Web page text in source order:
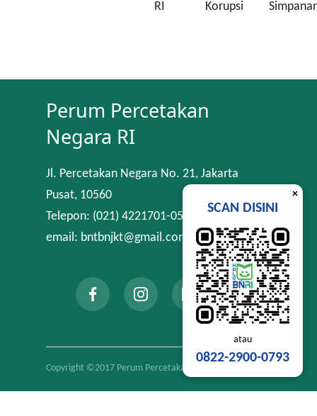
RI
Korupsi
Perum Percetakan
Negara RI
Jl. Percetakan Negara No. 21, Jakarta
Pusat, 10560
Telepon: (021) 4221701-05
email: bntbnjkt@gmail.com
Copyright ©2017 Perum Percetakan Negara RI
×
SCAN DISINI
atau
0822-2900-0793